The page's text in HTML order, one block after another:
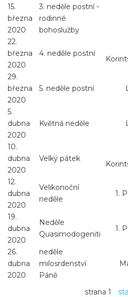
15.
března
2020
3. neděle postní -
rodinné
bohoslužby
22.
března
2020
4. neděle postní
29.
března
2020
5. neděle postní
5.
dubna
2020
Květná neděle
10.
dubna
2020
Velký pátek
12.
dubna
2020
Velikonoční
neděle
1.
19.
dubna
2020
Neděle
Quasimodogeniti
1.
26.
dubna
2020
neděle
milosrdenství
Páně
strana 1